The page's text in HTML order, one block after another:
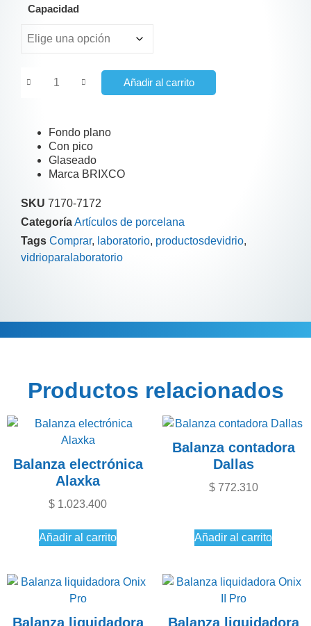
Capacidad
Añadir al carrito
Fondo plano
Con pico
Glaseado
Marca BRIXCO
SKU 7170-7172
CategoríaArtículos de porcelana
Tags Comprar, laboratorio, productosdevidrio,
vidrioparalaboratorio
Descripción Información adicional
Productos relacionados
Balanza electrónica
Alaxka
$ 1.023.400
Añadir al carrito
Balanza contadora
Dallas
$772.310
Añadir al carrito
Balanza liquidadora Balanza liquidadora